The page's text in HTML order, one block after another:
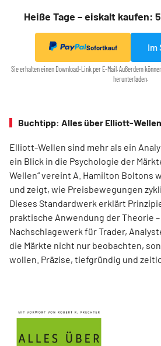
Heiße Tage – eiskalt kaufen:
Sofortkauf Im
Sie erhalten einen Download-Link per E-Mail. Außerdem
herunterladen.
Buchtipp: Alles über Elliott-Wellen
Elliott-Wellen sind mehr als ein
ein Blick in die Psychologie der
Wellen“ vereint A. Hamilton Boltons
und zeigt, wie Preisbewegungen
Dieses Standardwerk erklärt
praktische Anwendung der Theorie
Nachschlagewerk für Trader,
die Märkte nicht nur beobachten,
wollen. Präzise, tiefgründig und